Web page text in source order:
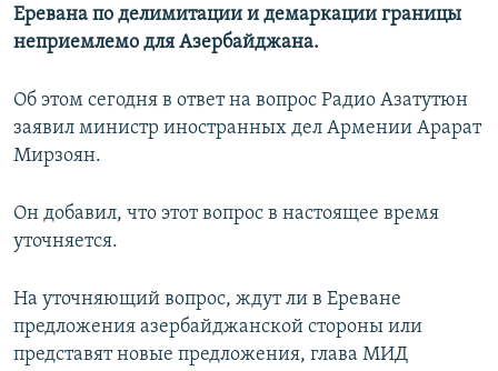
Еревана по делимитации и демаркации границы
неприемлемо для Азербайджана.
Об этом сегодня в ответ на вопрос Радио Азатутюн
заявил министр иностранных дел Армении Арарат
Мирзоян.
Он добавил, что этот вопрос в настоящее время
уточняется.
На уточняющий вопрос, ждут ли в Ереване
предложения азербайджанской стороны или
представят новые предложения, глава МИД